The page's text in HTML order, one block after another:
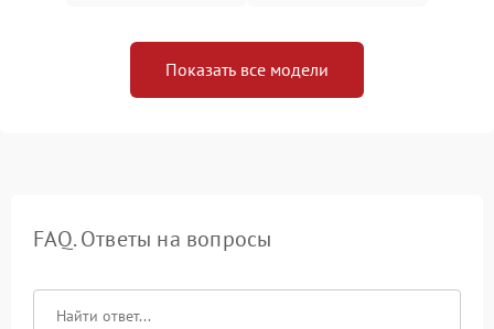
Показать все модели
FAQ. Ответы на вопросы